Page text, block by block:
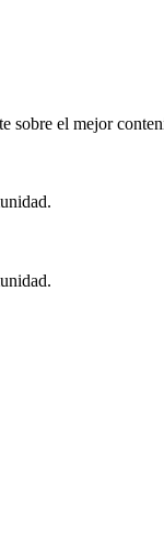
sobre el mejor